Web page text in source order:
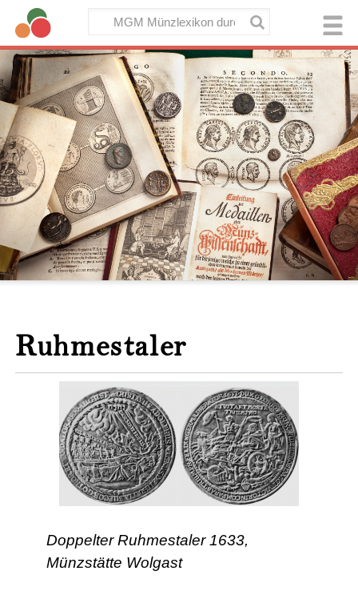
Ruhmestaler
Doppelter Ruhmestaler 1633,
Münzstätte Wolgast